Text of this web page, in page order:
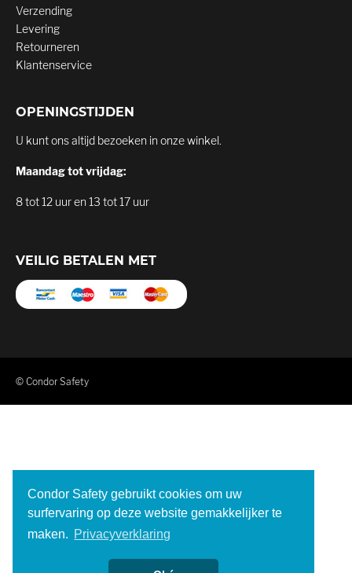
Condor Safety gebruikt cookies om uw
surfervaring op deze website gemakkelijker te
maken. Privacyverklaring
Verzending
Levering
Retourneren
Klantenservice
OPENINGSTIJDEN
U kunt ons altijd bezoeken in onze winkel.
Maandag tot vrijdag:
8 tot 12 uur en 13 tot 17 uur
VEILIG BETALEN MET
© Condor Safety